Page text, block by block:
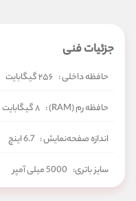
جزئیات فنی
حافظه داخلی : ۲۵۶ گیگابایت
حافظه رم (RAM) : ۸ گیگابایت
اندازه صفحه‌نمایش : 6.7 اینچ
سایز باتری: 5000 میلی آمپر